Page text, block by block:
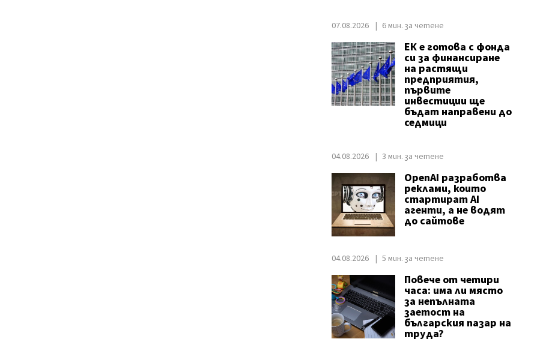
07.08.2026 6 мин. за четене
ЕК е готова с фонда
си за финансиране
на растящи
предприятия,
първите
инвестиции ще
бъдат направени до
седмици
04.08.2026 3 мин. за четене
OpenAI разработва
реклами, които
стартират AI
агенти, а не водят
до сайтове
04.08.2026 5 мин. за четене
Повече от четири
часа: има ли място
за непълната
заетост на
българския пазар на
труда?